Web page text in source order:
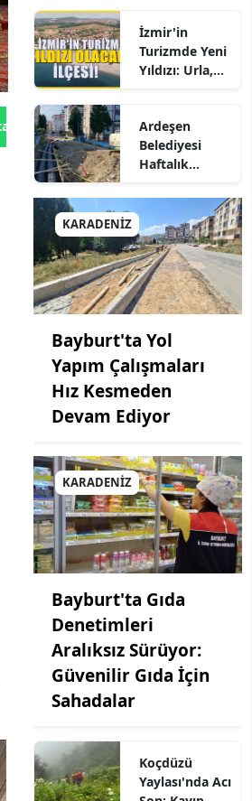
Gönder
Seferberliği
İzmir'in
Turizmde Yeni
Yıldızı: Urla,
Sollayan İlçe!
Ardeşen
Belediyesi
Haftalık
Raporunu
Paylaştı:
Çalışmalar İlçe
Genelinde
Aralıksız
Sürüyor
KARADENİZ
Bayburt'ta Yol
Yapım Çalışmaları
Hız Kesmeden
Devam Ediyor
KARADENİZ
Bayburt'ta Gıda
Denetimleri
Aralıksız Sürüyor:
Güvenilir Gıda İçin
Sahadalar
Koçdüzü
Yaylası'nda Acı